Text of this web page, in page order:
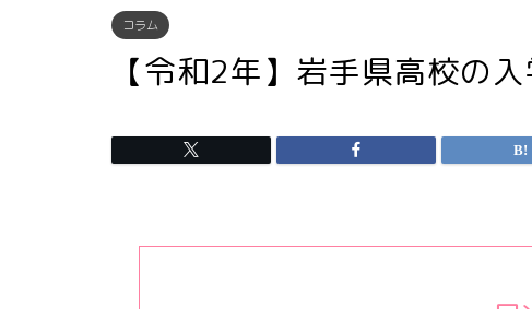
コラム
【令和2年】岩手県高校の